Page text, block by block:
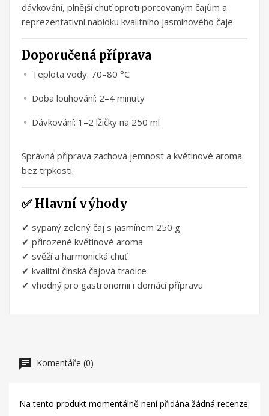
dávkování, plnější chuť oproti porcovaným čajům a
reprezentativní nabídku kvalitního jasmínového čaje.
Doporučená příprava
Teplota vody: 70–80 °C
Doba louhování: 2–4 minuty
Dávkování: 1–2 lžičky na 250 ml
Správná příprava zachová jemnost a květinové aroma
bez trpkosti.
✅ Hlavní výhody
✔ sypaný zelený čaj s jasmínem 250 g
✔ přirozené květinové aroma
✔ svěží a harmonická chuť
✔ kvalitní čínská čajová tradice
✔ vhodný pro gastronomii i domácí přípravu
Komentáře (0)
Na tento produkt momentálně není přidána žádná recenze.